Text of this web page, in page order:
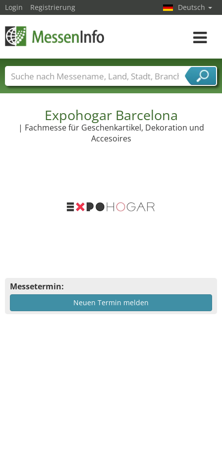
Expohogar Barcelona
| Fachmesse für Geschenkartikel, Dekoration und
Accesoires
Messetermin:
Neuen Termin melden
Login Registrierung Deutsch
Toggle
Messenamen Länder Städte
Branchen